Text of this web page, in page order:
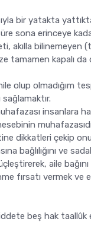
bir yatakta
sona erinceye
akılla bilinemeyen
tamamen kapalı
olup olmadığım
insanlara
dikkatleri çekip
bağlılığını ve
aile
fırsatı vermek ve
beş hak taallûk